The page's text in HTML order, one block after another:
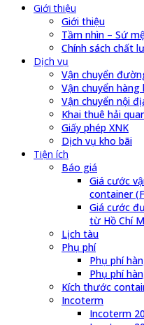
Giới thiệu
Giới thiệu
Tầm nhìn – Sứ
Chính sách chất
Dịch vụ
Vận chuyển
Vận chuyển hàng
Vận chuyển nội
Khai thuê hải
Giấy phép XNK
Dịch vụ kho bãi
Tiện ích
Báo giá
Giá cước
container
Giá cước
từ Hồ Chí
Lịch tàu
Phụ phí
Phụ phí
Phụ phí
Kích thước
Incoterm
Incoterm